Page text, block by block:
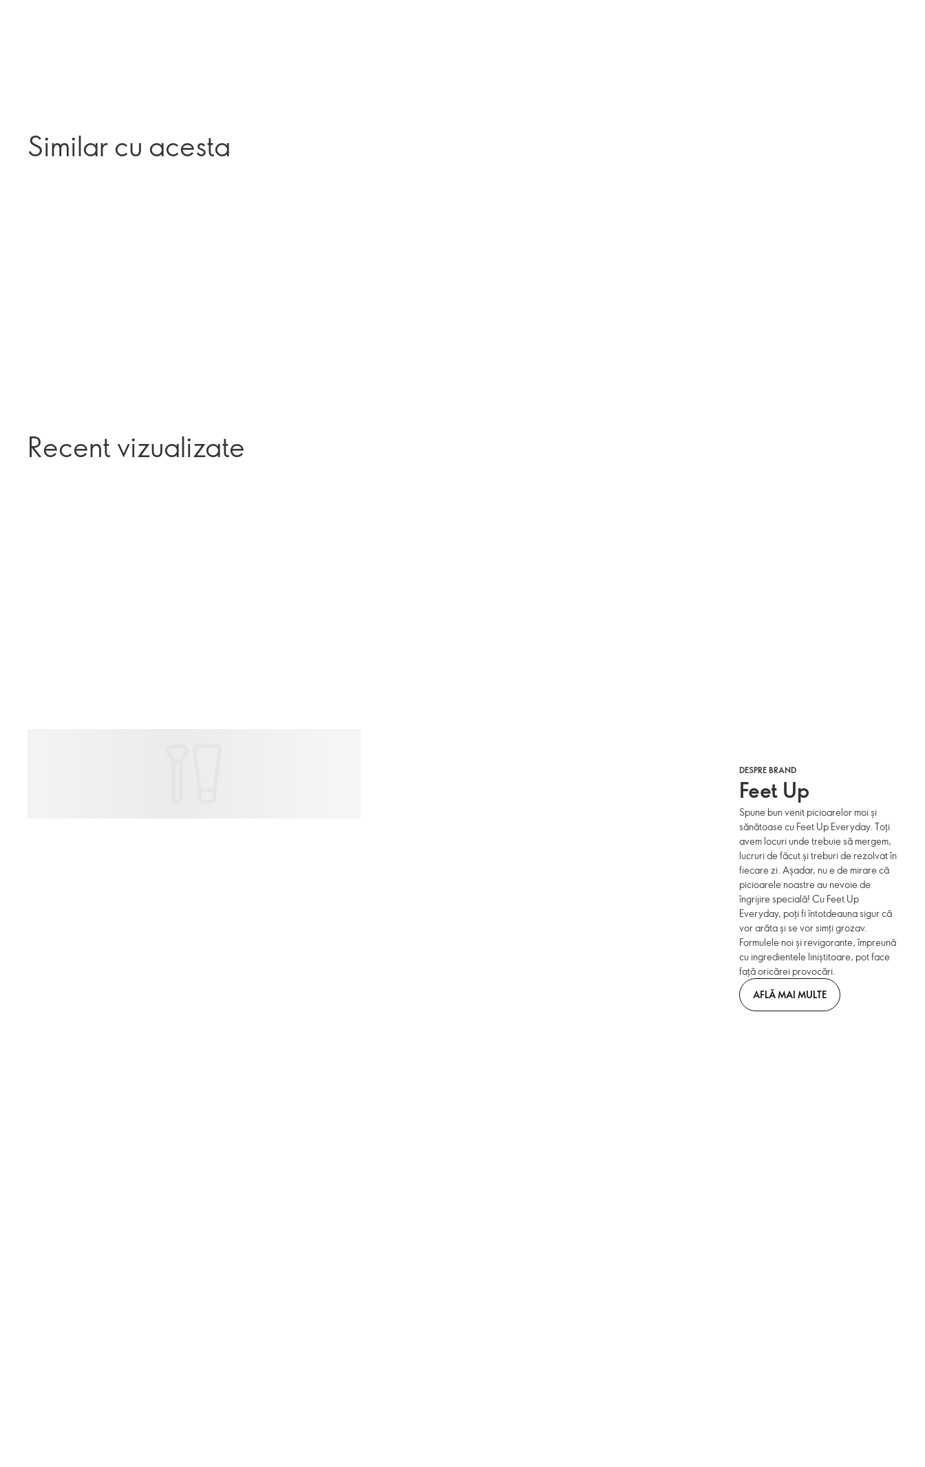
Similar cu acesta
Recent vizualizate
DESPRE BRAND
Feet Up
Spune bun venit picioarelor moi și
sănătoase cu Feet Up Everyday. Toți
avem locuri unde trebuie să mergem,
lucruri de făcut și treburi de rezolvat în
fiecare zi. Așadar, nu e de mirare că
picioarele noastre au nevoie de
îngrijire specială! Cu Feet Up
Everyday, poți fi întotdeauna sigur că
vor arăta și se vor simți grozav.
Formulele noi și revigorante, împreună
cu ingredientele liniștitoare, pot face
față oricărei provocări.
AFLĂ MAI MULTE